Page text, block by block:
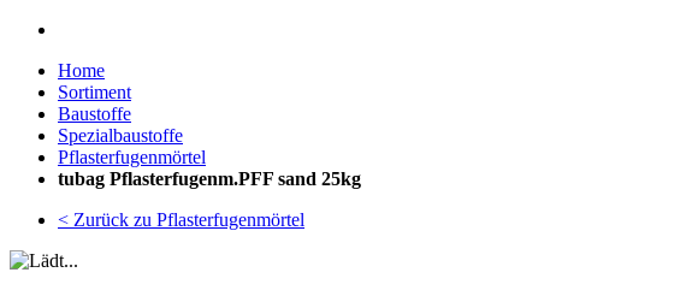
Home
Sortiment
Baustoffe
Spezialbaustoffe
Pflasterfugenmörtel
tubag Pflasterfugenm.PFF sand 25kg
< Zurück zu Pflasterfugenmörtel